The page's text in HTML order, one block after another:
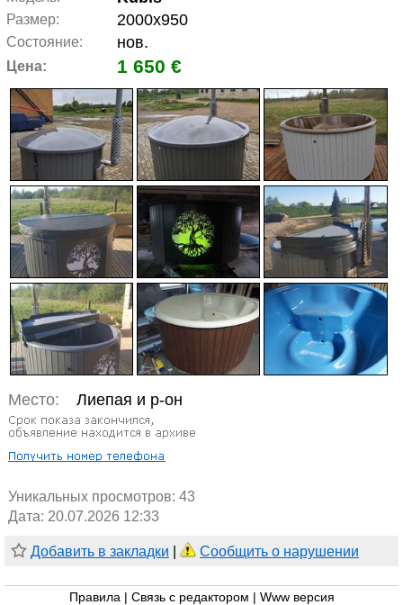
Размер: 2000x950
Состояние: нов.
Цена: 1 650 €
Место: Лиепая и р-он
Уникальных просмотров: 43
Дата: 20.07.2026 12:33
Добавить в закладки Сообщить о нарушении
Правила Связь с редактором Www версия